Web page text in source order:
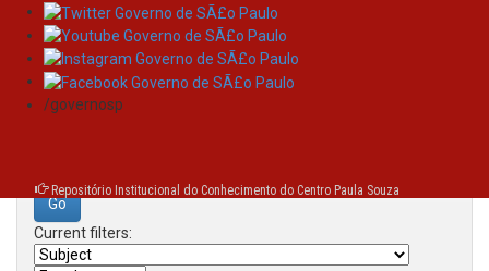
Skip
navigation
/governosp
Repositório Institucional do Conhecimento do Centro Paula Souza
Search
Search:
Current filters: